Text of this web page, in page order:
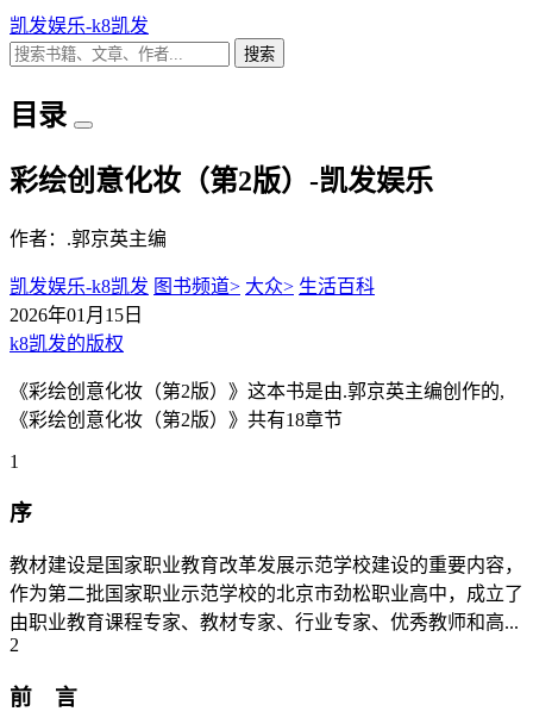
凯发娱乐-k8凯发
搜索
目录
彩绘创意化妆（第2版）-凯发娱乐
作者：.郭京英主编
凯发娱乐-k8凯发 图书频道> 大众> 生活百科
2026年01月15日
k8凯发的版权
《彩绘创意化妆（第2版）》这本书是由.郭京英主编创作的,
《彩绘创意化妆（第2版）》共有18章节
1
序
教材建设是国家职业教育改革发展示范学校建设的重要内容，
作为第二批国家职业示范学校的北京市劲松职业高中，成立了
由职业教育课程专家、教材专家、行业专家、优秀教师和高...
2
前 言